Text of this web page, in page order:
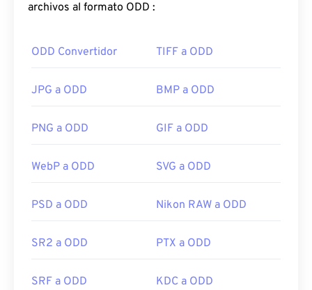
archivos al formato ODD :
ODD Convertidor TIFF a ODD
JPG a ODD BMP a ODD
PNG a ODD GIF a ODD
WebP a ODD SVG a ODD
PSD a ODD Nikon RAW a ODD
SR2 a ODD PTX a ODD
SRF a ODD KDC a ODD